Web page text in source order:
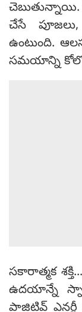
చేసే
ఉంటుంది.
సమయాన్ని
సకారాత్మక
ఉదయాన్నే
పాజిటివ్ ఎనర్జీ